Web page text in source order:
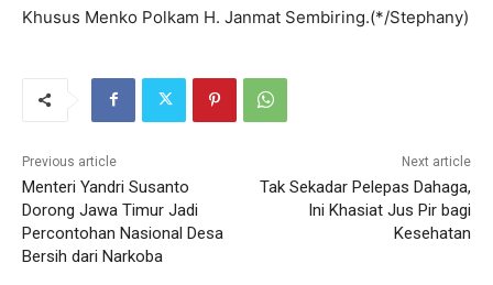
Khusus Menko Polkam H. Janmat Sembiring.(*/Stephany)
Previous article
‎Menteri Yandri Susanto
Dorong Jawa Timur Jadi
Percontohan Nasional Desa
Bersih dari Narkoba
Next article
Tak Sekadar Pelepas Dahaga,
Ini Khasiat Jus Pir bagi
Kesehatan